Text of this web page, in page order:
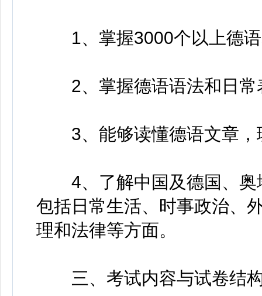
1、掌握3000个以上德语
2、掌握德语语法和日常
3、能够读懂德语文章，
4、了解中国及德国、奥
包括日常生活、时事政治、
理和法律等方面。
三、考试内容与试卷结